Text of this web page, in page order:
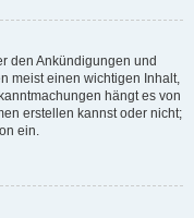
den Ankündigungen und
meist einen wichtigen Inhalt,
hängt es von
erstellen kannst oder nicht;
ein.